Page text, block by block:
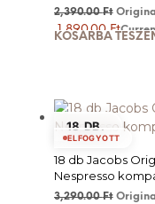
2,390.00Ft
1,890.00Ft
KOSÁRBA
18 DB.
ELFOGYOTT
18 db Jacobs
Nespresso
3,290.00Ft